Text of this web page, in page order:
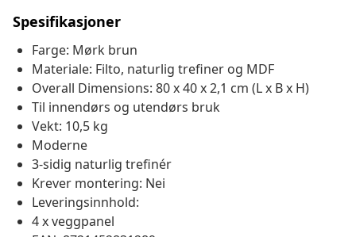
Spesifikasjoner
Farge: Mørk brun
Materiale: Filto, naturlig trefiner og MDF
Overall Dimensions: 80 x 40 x 2,1 cm (L x B x H)
Til innendørs og utendørs bruk
Vekt: 10,5 kg
Moderne
3-sidig naturlig trefinér
Krever montering: Nei
Leveringsinnhold:
4 x veggpanel